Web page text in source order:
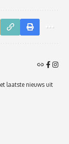
laatste nieuws uit